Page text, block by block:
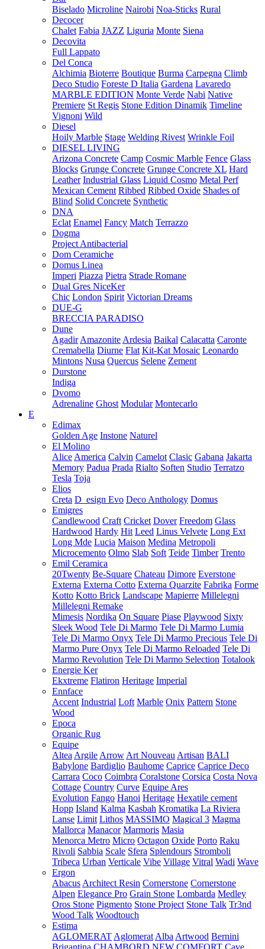
Biselado Microline Nairobi Noa-Sticks Rural
Decocer
Chalet Fabia JAZZ Liguria Monte Siena
Decovita
Full Lappato
Del Conca
Alchimia Bioterre Boutique Burma Carpegna Climb
Deco Studio Foreste D Italia Gardena Lavaredo
MARBLE EDITION Monte Verde Nabi Native
Premiere St Regis Stone Edition Dinamik Timeline
Vignoni Wild
Diesel
Hoily Marble Stage Welding Rivest Wrinkle Foil
DIESEL LIVING
Arizona Concrete Camp Cosmic Marble Fence Glass
Blocks Grunge Concrete Grunge Concrete XL Hard
Leather Industrial Glass Liquid Cosmo Metal Perf
Mexican Cement Ribbed Ribbed Oxide Shades of
Blind Solid Concrete Synthetic
DNA
Eclat Enamel Fancy Match Terrazzo
Dogma
Project Antibacterial
Dom Ceramiche
Domus Linea
Imperi Piazza Pietra Strade Romane
Dual Gres NiceKer
Chic London Spirit Victorian Dreams
DUE-G
BRECCIA PARADISO
Dune
Agadir Amazonite Ardesia Baikal Calacatta Caronte
Cremabella Diurne Flat Kit-Kat Mosaic Leonardo
Mintons Nusa Quercus Selene Zement
Durstone
Indiga
Dvomo
Adrenaline Ghost Modular Montecarlo
E
Edimax
Golden Age Instone Naturel
El Molino
Alice America Calvin Camelot Clasic Gabana Jakarta
Memory Padua Prada Rialto Soften Studio Terratzo
Tesla Toja
Elios
Creta D_esign Evo Deco Anthology Domus
Emigres
Candlewood Craft Cricket Dover Freedom Glass
Hardwood Hardy Hit Leed Linus Velvete Long Ext
Long Mde Lucia Maison Medina Metropoli
Microcemento Olmo Slab Soft Teide Timber Trento
Emil Ceramica
20Twenty Be-Square Chateau Dimore Everstone
Externa Externa Cotto Externa Quarzite Fabrika Forme
Kotto Kotto Brick Landscape Mapierre Millelegni
Millelegni Remake
Mimesis Nordika On Square Piase Playwood Sixty
Sleek Wood Tele Di Marmo Tele Di Marmo Lumia
Tele Di Marmo Onyx Tele Di Marmo Precious Tele Di
Marmo Pure Onyx Tele Di Marmo Reloaded Tele Di
Marmo Revolution Tele Di Marmo Selection Totalook
Energie Ker
Ekxtreme Flatiron Heritage Imperial
Ennface
Accent Industrial Loft Marble Onix Pattern Stone
Wood
Epoca
Organic Rug
Equipe
Altea Argile Arrow Art Nouveau Artisan BALI
Babylone Bardiglio Bauhome Caprice Caprice Deco
Carrara Coco Coimbra Coralstone Corsica Costa Nova
Cottage Country Curve Equipe Ares
Evolution Fango Hanoi Heritage Hexatile cement
Hopp Island Kalma Kasbah Kromatika La Riviera
Lanse Limit Lithos MASSIMO Magical 3 Magma
Mallorca Manacor Marmoris Masia
Menorca Metro Micro Octagon Oxide Porto Raku
Rivoli Sabbia Scale Sfera Splendours Stromboli
Tribeca Urban Verticale Vibe Village Vitral Wadi Wave
Ergon
Abacus Architect Resin Cornerstone Cornerstone
Alpen Elegance Pro Grain Stone Lombarda Medley
Oros Stone Pigmento Stone Project Stone Talk Tr3nd
Wood Talk Woodtouch
Estima
AGLOMERAT Aglomerat Alba Artwood Bernini